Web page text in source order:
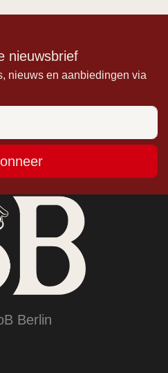
nieuwsbrief
nieuws en aanbiedingen via
Berlin